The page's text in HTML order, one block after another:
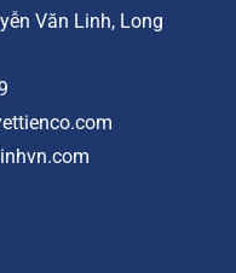
Văn Linh, Long